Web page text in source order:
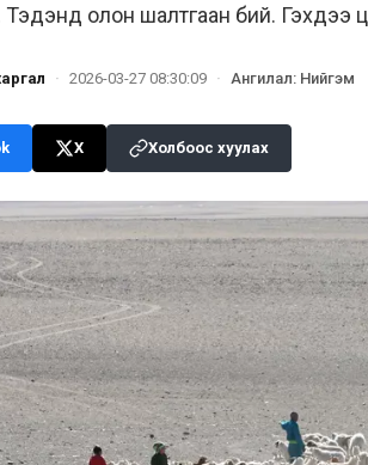
олон шалтгаан бий. Гэхдээ
· 2026-03-27 08:30:09 · Ангилал: Нийгэм
X Холбоос хуулах